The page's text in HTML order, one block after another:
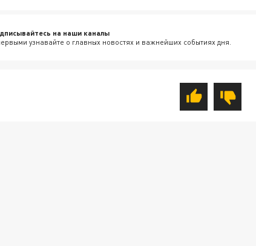
на наши каналы
узнавайте о главных новостях и важнейших событиях дня.